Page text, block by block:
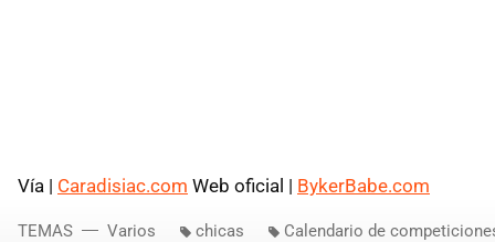
Vía | Caradisiac.com Web oficial | BykerBabe.com
TEMAS Varios chicas Calendario de